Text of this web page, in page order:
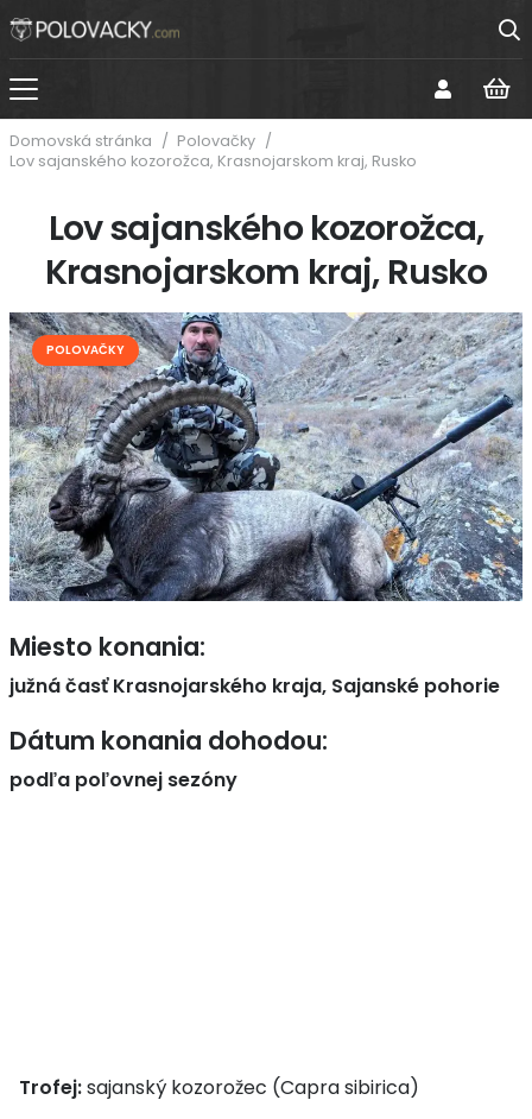
Domovská stránka / Polovačky /
Lov sajanského kozorožca, Krasnojarskom kraj, Rusko
Lov sajanského kozorožca,
Krasnojarskom kraj, Rusko
POLOVAČKY
Miesto konania:
južná časť Krasnojarského kraja, Sajanské pohorie
Dátum konania dohodou:
podľa poľovnej sezóny
Trofej:sajanský kozorožec (Capra sibirica)